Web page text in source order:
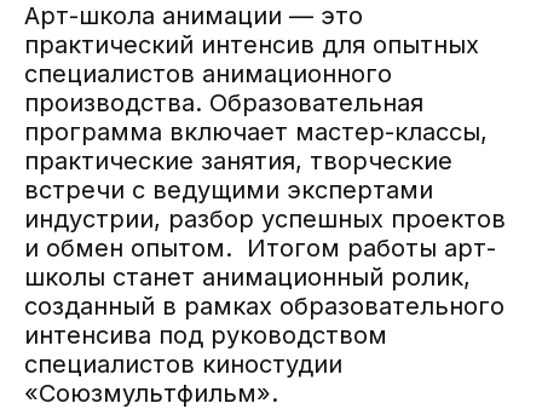
Арт-школа анимации — это
практический интенсив для опытных
специалистов анимационного
производства. Образовательная
программа включает мастер-классы,
практические занятия, творческие
встречи с ведущими экспертами
индустрии, разбор успешных проектов
и обмен опытом. Итогом работы арт-
школы станет анимационный ролик,
созданный в рамках образовательного
интенсива под руководством
специалистов киностудии
«Союзмультфильм».